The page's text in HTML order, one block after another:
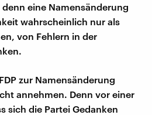
eine Namensänderung
wahrscheinlich nur als
von Fehlern in der
zur Namensänderung
annehmen. Denn vor einer
sich die Partei Gedanken